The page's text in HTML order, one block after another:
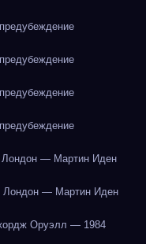
— Мартин Иден
Лондон — Мартин Иден
Оруэлл — 1984